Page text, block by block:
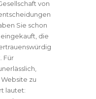
von
Sie schon
die
Für
zu
lautet: